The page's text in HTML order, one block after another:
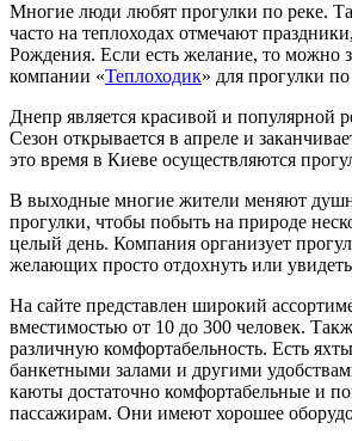
Многие люди любят прогулки по реке.
часто на теплоходах отмечают
Рождения. Если есть желание, то можно
компании «Теплоходик» для прогулки
Днепр является красивой и популярной
Сезон открывается в апреле и
это время в Киеве осуществляются
В выходные многие жители меняют
прогулки, чтобы побыть на природе
целый день. Компания организует
желающих просто отдохнуть или
На сайте представлен широкий
вместимостью от 10 до 300 человек.
различную комфортабельность. Есть
банкетными залами и другими
каюты достаточно комфортабельные и
пассажирам. Они имеют хорошее